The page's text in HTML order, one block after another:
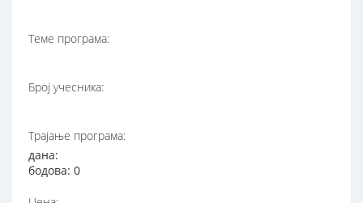
Теме програма:
Број учесника:
Трајање програма:
дана:
бодова: 0